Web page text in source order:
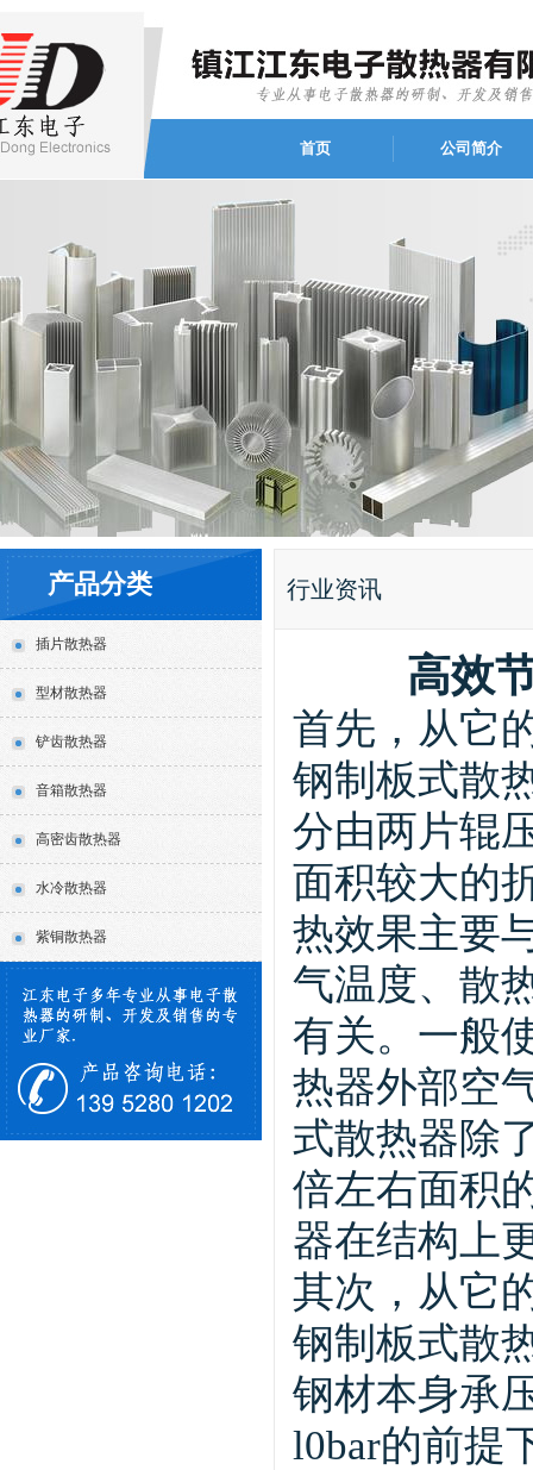
首页 公司简介
产品分类
插片散热器
型材散热器
铲齿散热器
音箱散热器
高密齿散热器
水冷散热器
紫铜散热器
行业资讯
高效
首先，从它
钢制板式散
分由两片辊
面积较大的
热效果主要
气温度、散
有关。一般
热器外部空
式散热器除
倍左右面积
器在结构上
其次，从它
钢制板式散
钢材本身承
l0bar的前提